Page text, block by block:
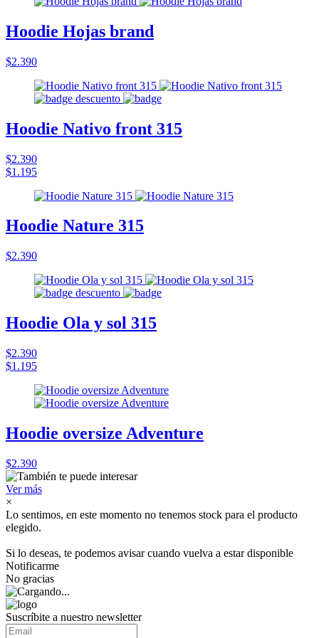
Hoodie Hojas brand
$2.390
Hoodie Nativo front 315
$2.390
$1.195
Hoodie Nature 315
$2.390
Hoodie Ola y sol 315
$2.390
$1.195
Hoodie oversize Adventure
$2.390
Ver más
×
Lo sentimos, en este momento no tenemos stock para el producto
elegido.
Si lo deseas, te podemos avisar cuando vuelva a estar disponible
Notificarme
No gracias
Suscríbite a nuestro newsletter